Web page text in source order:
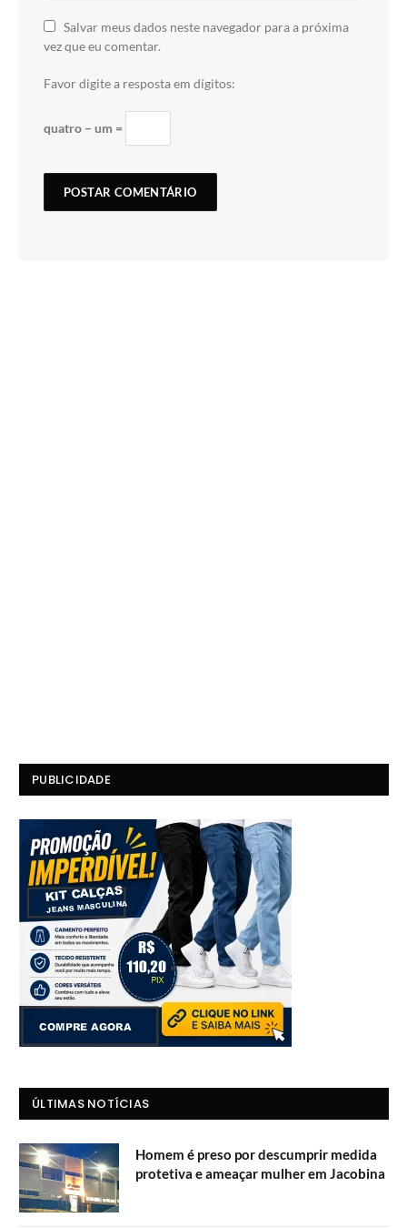
Salvar meus dados neste navegador para a próxima
vez que eu comentar.
Favor digite a resposta em dígitos:
quatro − um =
PUBLICIDADE
ÚLTIMAS NOTÍCIAS
Homem é preso por descumprir medida
protetiva e ameaçar mulher em Jacobina